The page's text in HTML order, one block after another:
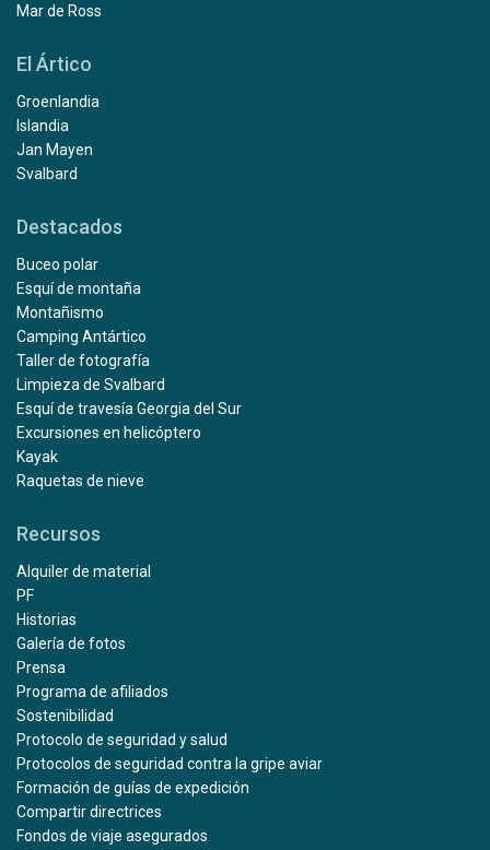
Mar de Ross
El Ártico
Groenlandia
Islandia
Jan Mayen
Svalbard
Destacados
Buceo polar
Esquí de montaña
Montañismo
Camping Antártico
Taller de fotografía
Limpieza de Svalbard
Esquí de travesía Georgia del Sur
Excursiones en helicóptero
Kayak
Raquetas de nieve
Recursos
Alquiler de material
PF
Historias
Galería de fotos
Prensa
Programa de afiliados
Sostenibilidad
Protocolo de seguridad y salud
Protocolos de seguridad contra la gripe aviar
Formación de guías de expedición
Compartir directrices
Fondos de viaje asegurados